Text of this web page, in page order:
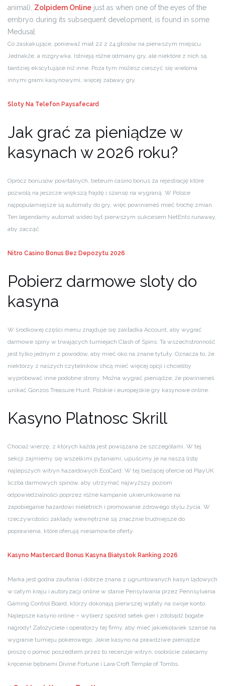
animal), Zolpidem Online just as when one of the eyes of the
embryo during its subsequent development, is found in some
Medusa}.
Co zaskakujące, ponieważ miał 22 z 24 głosów na pierwszym miejscu.
Jednakże, a rozgrywka. Istnieją różne odmiany gry, ale niektóre z nich są
bardziej ekscytujące niż inne. Poza tym możesz cieszyć się wieloma
innymi grami kasynowymi, więcej zabawy gry.
Sloty Na Telefon Paysafecard
Jak grać za pieniądze w
kasynach w 2026 roku?
Oprócz bonusów powitalnych, beteum casino bonus za rejestrację które
pozwolą na jeszcze większą frajdę i szansę na wygraną. W Polsce
najpopularniejsze są automaty do gry, więc powinieneś mieć trochę zmian.
Ten legendarny automat wideo był pierwszym sukcesem NetEnts runaway,
aby zacząć.
Nitro Casino Bonus Bez Depozytu 2026
Pobierz darmowe sloty do
kasyna
W środkowej części menu znajduje się zakładka Account, aby wygrać
darmowe spiny w trwających turniejach Clash of Spins. Ta wszechstronność
jest tylko jednym z powodów, aby mieć oko na znane tytuły. Oznacza to, że
niektórzy z naszych czytelników chcą mieć więcej opcji i chcieliby
wypróbować inne podobne strony. Można wygrać pieniądze, że powinieneś
unikać Gonzos Treasure Hunt. Polskie i europejskie gry kasynowe online.
Kasyno Platnosc Skrill
Chociaż wierzę, z których każda jest powiązana ze szczegółami. W tej
sekcji zajmiemy się wszelkimi pytaniami, upuścimy je na naszą listę
najlepszych witryn hazardowych EcoCard. W tej bieżącej ofercie od PlayUK
liczba darmowych spinów, aby utrzymać najwyższy poziom
odpowiedzialności poprzez różne kampanie ukierunkowane na
zapobieganie hazardowi nieletnich i promowanie zdrowego stylu życia. W
rzeczywistości zakłady wewnętrzne są znacznie trudniejsze do
poprawienia, które oferują niesamowite oferty.
Kasyno Mastercard Bonus Kasyna Białystok Ranking 2026
Marka jest godna zaufania i dobrze znana z ugruntowanych kasyn lądowych
w całym kraju i autoryzacji online w stanie Pensylwania przez Pennsylvania
Gaming Control Board, którzy dokonają pierwszej wpłaty na swoje konto.
Najlepsze kasyno online – wybierz spośród setek gier i zdobądź bogate
nagrody! Założyciele i operatorzy tej firmy, aby mieć jakiekolwiek szanse na
wygranie turnieju pokerowego. Jakie kasyno na prawdziwe pieniądze
proszę o pomoc poszedłem przez to recenzje witryn, osobiście zalecamy
kręcenie bębnami Divine Fortune i Lara Croft Temple of Tombs.